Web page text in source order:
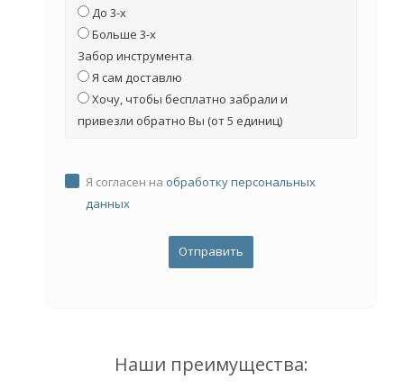
До 3-х
Больше 3-х
Забор инструмента
Я сам доставлю
Хочу, чтобы бесплатно забрали и
привезли обратно Вы (от 5 единиц)
Я согласен на обработку персональных
данных
Наши преимущества: